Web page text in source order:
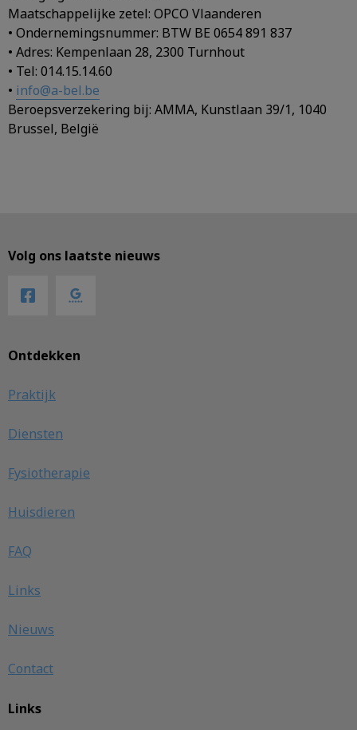
Maatschappelijke zetel: OPCO Vlaanderen
• Ondernemingsnummer: BTW BE 0654 891 837
• Adres: Kempenlaan 28, 2300 Turnhout
• Tel: 014.15.14.60
• info@a-bel.be
Beroepsverzekering bij: AMMA, Kunstlaan 39/1, 1040
Brussel, België
Ontdekken
Praktijk
Diensten
Fysiotherapie
Huisdieren
FAQ
Links
Nieuws
Contact
Links
Volg ons laatste nieuws